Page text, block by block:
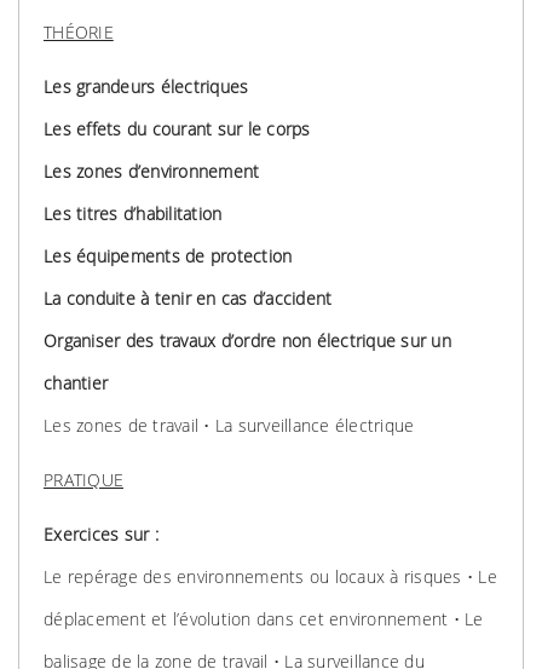
THÉORIE
Les grandeurs électriques
Les effets du courant sur le corps
Les zones d’environnement
Les titres d’habilitation
Les équipements de protection
La conduite à tenir en cas d’accident
Organiser des travaux d’ordre non électrique sur un
chantier
Les zones de travail • La surveillance électrique
PRATIQUE
Exercices sur :
Le repérage des environnements ou locaux à risques • Le
déplacement et l’évolution dans cet environnement • Le
balisage de la zone de travail • La surveillance du